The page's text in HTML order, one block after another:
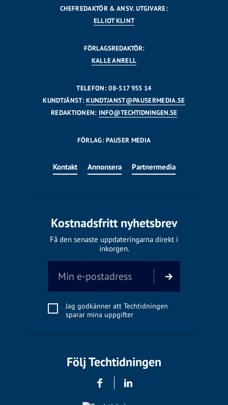
CHEFREDAKTÖR & ANSV. UTGIVARE:
ELLIOT KLINT
FÖRLAGSREDAKTÖR:
KALLE ANRELL
TELEFON: 08-517 955 14
KUNDTJÄNST:KUNDTJANST@PAUSERMEDIA.SE
REDAKTIONEN: INFO@TECHTIDNINGEN.SE
FÖRLAG: PAUSER MEDIA
Kontakt Annonsera Partnermedia
Kostnadsfritt nyhetsbrev
Få den senaste uppdateringarna direkt i
inkorgen.
Jag godkänner att Techtidningen
sparar mina uppgifter
Följ Techtidningen